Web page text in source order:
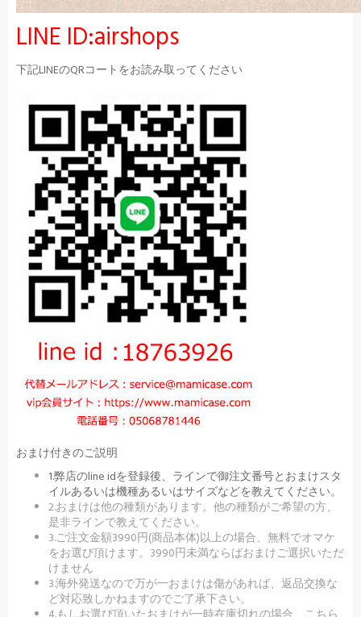
LINE ID:airshops
下記LINEのQRコートをお読み取ってください
おまけ付きのご説明
1.弊店のline idを登録後、ラインで御注文番号とおまけスタ
イルあるいは機種あるいはサイズなどを教えてください。
2.おまけは他の種類があります。他の種類がご希望の方、
是非ラインで教えてください。
3.ご注文金額3990円(商品本体)以上の場合、無料でオマケ
をお選び頂けます。3990円未満ならばおまけご選択いただ
けません
3.海外発送なので万が一おまけは傷があれば、返品交換な
ど対応致しかねますのでご了承下さい。